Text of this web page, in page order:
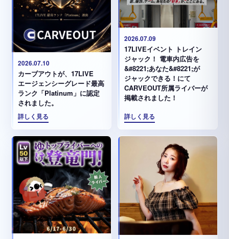
2026.07.10
カーブアウトが、17LIVE
エージェンシーグレード最高
ランク「Platinum」に認定
されました。
詳しく見る
2026.07.09
17LIVEイベント トレイン
ジャック！ 電車内広告を
&#8221;あなた&#8221;が
ジャックできる！にて
CARVEOUT所属ライバーが
掲載されました！
詳しく見る